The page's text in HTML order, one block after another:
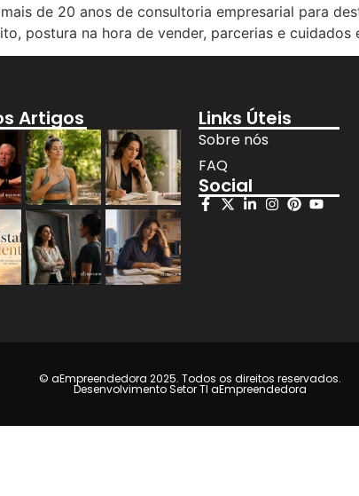
de 20 anos de consultoria empresarial para
postura na hora de vender, parcerias e
Artigos Links Úteis
Sobre nós
FAQ
Social
© aEmpreendedora 2025. Todos os direitos reservados.
Desenvolvimento Setor TI aEmpreendedora